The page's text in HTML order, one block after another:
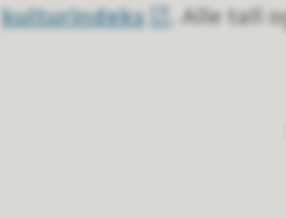
kulturindeks
. Alle tall